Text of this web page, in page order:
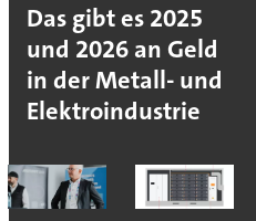
Das gibt es 2025
und 2026 an Geld
in der Metall- und
Elektroindustrie